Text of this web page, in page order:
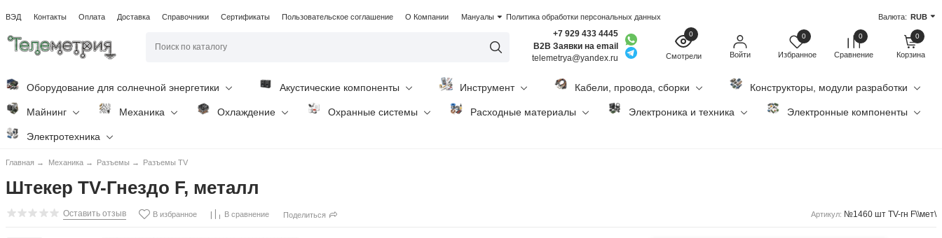
ВЭД Контакты Оплата Доставка Справочники Сертификаты Пользовательское соглашение О Компании Мануалы Политика обработки персональных данных Валюта: RUB
+7 929 433 4445
B2B Заявки на email
telemetrya@yandex.ru
0
Смотрели Войти
0
Избранное
0
Сравнение
0
Корзина
Оборудование для солнечной энергетики Акустические компоненты Инструмент Кабели, провода, сборки Конструкторы, модули разработки
Майнинг Механика Охлаждение Охранные системы Расходные материалы Электроника и техника Электронные компоненты
Электротехника
Главная → Механика → Разъемы → Разъемы TV
Штекер TV-Гнездо F, металл
Оставить отзыв В избранное В сравнение Поделиться Артикул: №1460 шт TV-гн F\\мет\